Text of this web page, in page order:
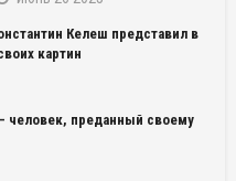
Келеш представил в
картин
человек, преданный своему